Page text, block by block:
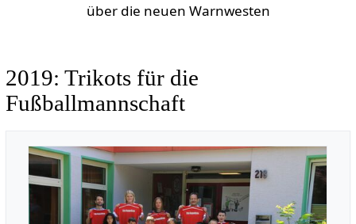
über die neuen Warnwesten
2019: Trikots für die
Fußballmannschaft